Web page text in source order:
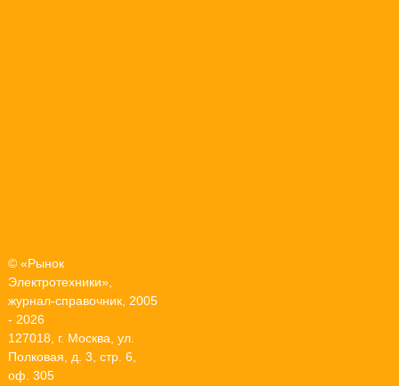
© «Рынок
Электротехники»,
журнал-справочник, 2005
- 2026
127018, г. Москва, ул.
Полковая, д. 3, стр. 6,
оф. 305